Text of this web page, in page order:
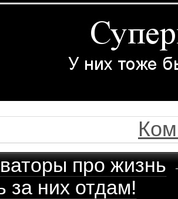
про жизнь
за них отдам!